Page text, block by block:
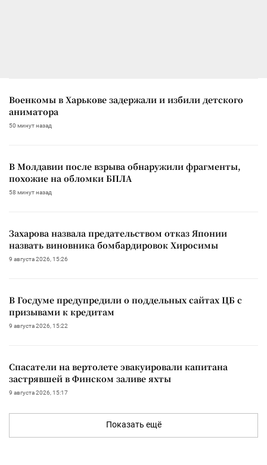
Военкомы в Харькове задержали и избили детского
аниматора
50 минут назад
В Молдавии после взрыва обнаружили фрагменты,
похожие на обломки БПЛА
58 минут назад
Захарова назвала предательством отказ Японии
назвать виновника бомбардировок Хиросимы
9 августа 2026, 15:26
В Госдуме предупредили о поддельных сайтах ЦБ с
призывами к кредитам
9 августа 2026, 15:22
Спасатели на вертолете эвакуировали капитана
застрявшей в Финском заливе яхты
9 августа 2026, 15:17
Показать ещё